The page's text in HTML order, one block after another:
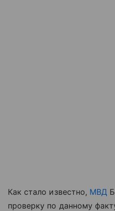
Как стало известно, МВД
проверку по данному